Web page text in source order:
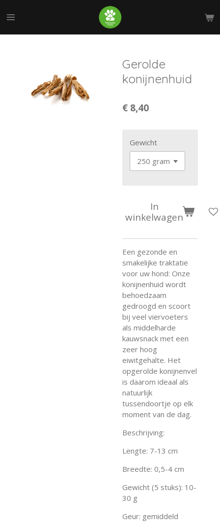
direct
Gerolde
konijnenhuid
€ 8,40
Gewicht
In
winkelwagen
Een gezonde en
smakelijke traktatie
voor uw hond: Onze
konijnenhuid wordt
behoedzaam
gedroogd en scoort
bij veel viervoeters
als middelharde
kauwsnack met een
zeer hoog
eiwitgehalte. Het
opgerolde konijnenvel
is daarom ideaal als
natuurlijk
tussendoortje op elk
moment van de dag.
Beschrijving:
Lengte: 7-13 cm
Breedte: 0,5-4 cm
Gewicht (5 stuks): 10-
30 g
Geur: gemiddeld